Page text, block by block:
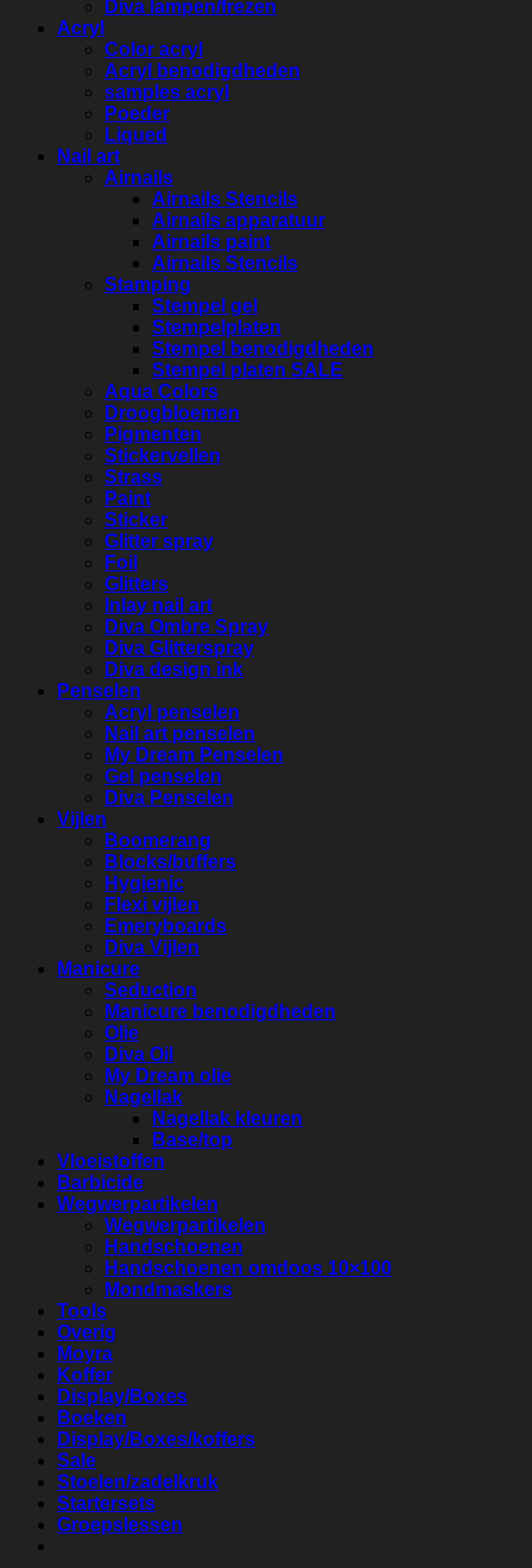
Diva lampen/frezen
Acryl
Color acryl
Acryl benodigdheden
samples acryl
Poeder
Liqued
Nail art
Airnails
Airnails Stencils
Airnails apparatuur
Airnails paint
Airnails Stencils
Stamping
Stempel gel
Stempelplaten
Stempel benodigdheden
Stempel platen SALE
Aqua Colors
Droogbloemen
Pigmenten
Stickervellen
Strass
Paint
Sticker
Glitter spray
Foil
Glitters
Inlay nail art
Diva Ombre Spray
Diva Glitterspray
Diva design ink
Penselen
Acryl penselen
Nail art penselen
My Dream Penselen
Gel penselen
Diva Penselen
Vijlen
Boomerang
Blocks/buffers
Hygienic
Flexi vijlen
Emeryboards
Diva Vijlen
Manicure
Seduction
Manicure benodigdheden
Olie
Diva Oil
My Dream olie
Nagellak
Nagellak kleuren
Base/top
Vloeistoffen
Barbicide
Wegwerpartikelen
Wegwerpartikelen
Handschoenen
Handschoenen omdoos 10×100
Mondmaskers
Tools
Overig
Moyra
Koffer
Display/Boxes
Boeken
Display/Boxes/koffers
Sale
Stoelen/zadelkruk
Startersets
Groepslessen